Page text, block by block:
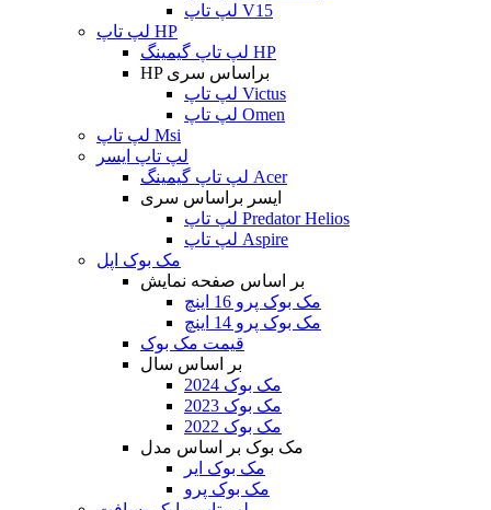
لپ تاپ V15
لپ تاپ HP
لپ تاپ گیمینگ HP
HP براساس سری
لپ تاپ Victus
لپ تاپ Omen
لپ تاپ Msi
لپ تاپ ایسر
لپ تاپ گیمینگ Acer
ایسر براساس سری
لپ تاپ Predator Helios
لپ تاپ Aspire
مک بوک اپل
بر اساس صفحه نمایش
مک بوک پرو 16 اینچ
مک بوک پرو 14 اینچ
قیمت مک بوک
بر اساس سال
مک بوک 2024
مک بوک 2023
مک بوک 2022
مک بوک بر اساس مدل
مک بوک ایر
مک بوک پرو